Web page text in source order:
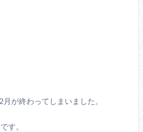
が終わってしまいました。
す。